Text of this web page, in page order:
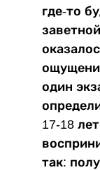
где-то
один
17-18
так: